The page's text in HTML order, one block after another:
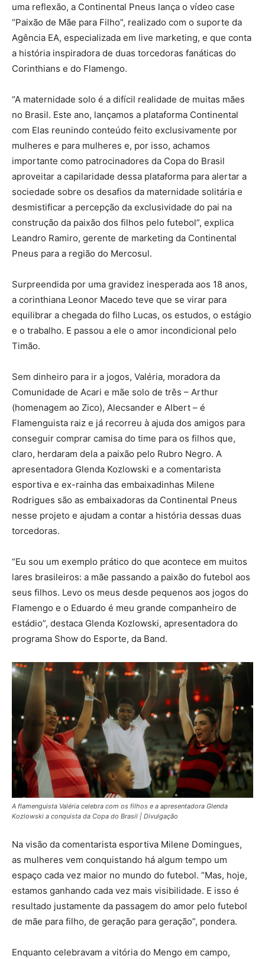
uma reflexão, a Continental Pneus lança o vídeo case
“Paixão de Mãe para Filho”, realizado com o suporte da
Agência EA, especializada em live marketing, e que conta
a história inspiradora de duas torcedoras fanáticas do
Corinthians e do Flamengo.
“A maternidade solo é a difícil realidade de muitas mães
no Brasil. Este ano, lançamos a plataforma Continental
com Elas reunindo conteúdo feito exclusivamente por
mulheres e para mulheres e, por isso, achamos
importante como patrocinadores da Copa do Brasil
aproveitar a capilaridade dessa plataforma para alertar a
sociedade sobre os desafios da maternidade solitária e
desmistificar a percepção da exclusividade do pai na
construção da paixão dos filhos pelo futebol”, explica
Leandro Ramiro, gerente de marketing da Continental
Pneus para a região do Mercosul.
Surpreendida por uma gravidez inesperada aos 18 anos,
a corinthiana Leonor Macedo teve que se virar para
equilibrar a chegada do filho Lucas, os estudos, o estágio
e o trabalho. E passou a ele o amor incondicional pelo
Timão.
Sem dinheiro para ir a jogos, Valéria, moradora da
Comunidade de Acari e mãe solo de três – Arthur
(homenagem ao Zico), Alecsander e Albert – é
Flamenguista raiz e já recorreu à ajuda dos amigos para
conseguir comprar camisa do time para os filhos que,
claro, herdaram dela a paixão pelo Rubro Negro. A
apresentadora Glenda Kozlowski e a comentarista
esportiva e ex-rainha das embaixadinhas Milene
Rodrigues são as embaixadoras da Continental Pneus
nesse projeto e ajudam a contar a história dessas duas
torcedoras.
“Eu sou um exemplo prático do que acontece em muitos
lares brasileiros: a mãe passando a paixão do futebol aos
seus filhos. Levo os meus desde pequenos aos jogos do
Flamengo e o Eduardo é meu grande companheiro de
estádio”, destaca Glenda Kozlowski, apresentadora do
programa Show do Esporte, da Band.
A flamenguista Valéria celebra com os filhos e a apresentadora Glenda
Kozlowski a conquista da Copa do Brasil | Divulgação
Na visão da comentarista esportiva Milene Domingues,
as mulheres vem conquistando há algum tempo um
espaço cada vez maior no mundo do futebol. “Mas, hoje,
estamos ganhando cada vez mais visibilidade. E isso é
resultado justamente da passagem do amor pelo futebol
de mãe para filho, de geração para geração”, pondera.
Enquanto celebravam a vitória do Mengo em campo,